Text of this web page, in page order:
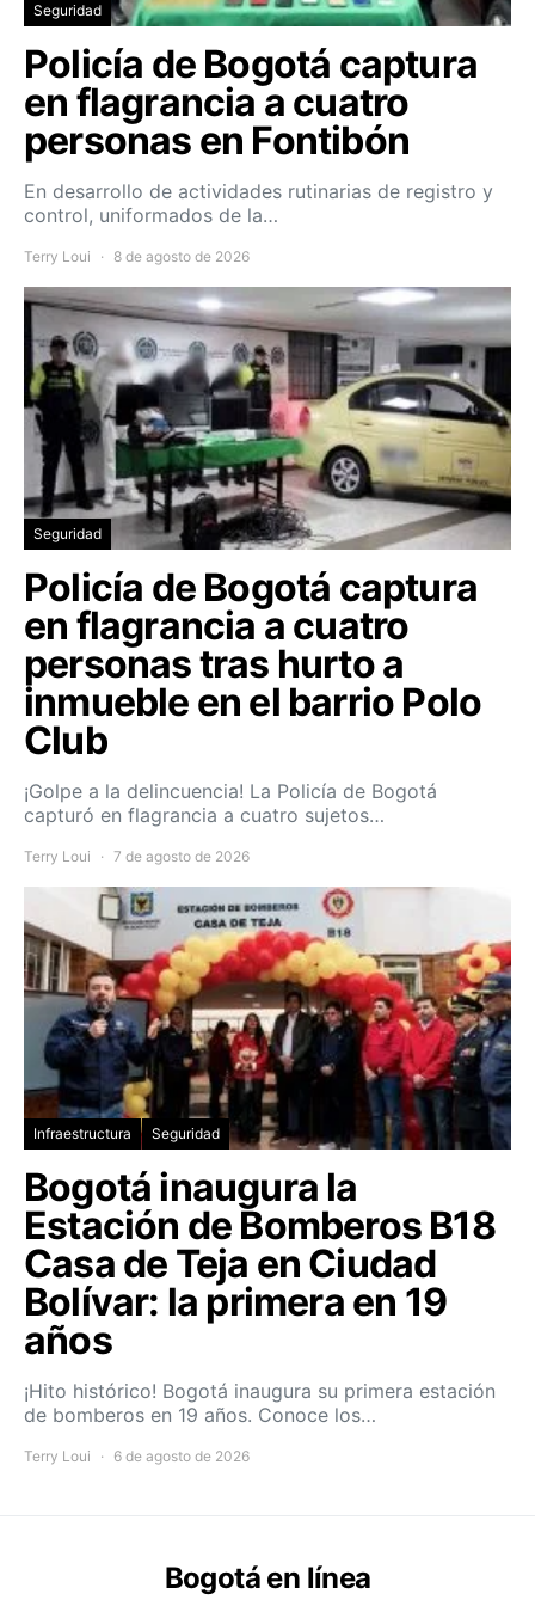
Seguridad
Policía de Bogotá captura
en flagrancia a cuatro
personas en Fontibón
En desarrollo de actividades rutinarias de registro y
control, uniformados de la…
Terry Loui 8 de agosto de 2026
Seguridad
Policía de Bogotá captura
en flagrancia a cuatro
personas tras hurto a
inmueble en el barrio Polo
Club
¡Golpe a la delincuencia! La Policía de Bogotá
capturó en flagrancia a cuatro sujetos…
Terry Loui 7 de agosto de 2026
Infraestructura Seguridad
Bogotá inaugura la
Estación de Bomberos B18
Casa de Teja en Ciudad
Bolívar: la primera en 19
años
¡Hito histórico! Bogotá inaugura su primera estación
de bomberos en 19 años. Conoce los…
Terry Loui 6 de agosto de 2026
Bogotá en línea